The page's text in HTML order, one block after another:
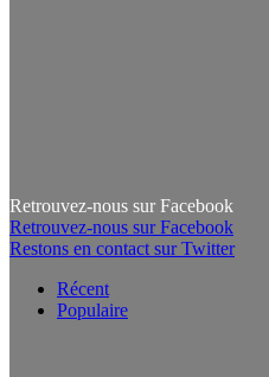
Retrouvez-nous sur Facebook
Retrouvez-nous sur Facebook
Restons en contact sur Twitter
Récent
Populaire